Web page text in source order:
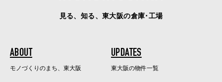
見る、知る、東大阪の倉庫･工場
ABOUT
モノづくりのまち、東大阪
UPDATES
東大阪の物件一覧